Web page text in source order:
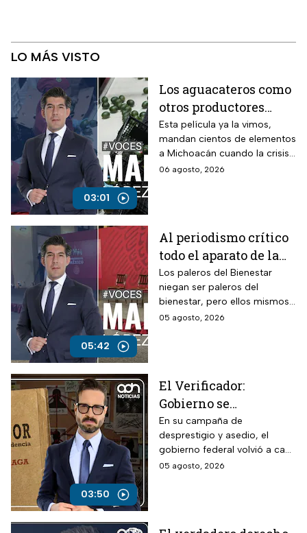
LO MÁS VISTO
03:01
Los aguacateros como
otros productores
están asfixiados por la
violencia e
inseguridad
Esta película ya la vimos,
mandan cientos de elementos
a Michoacán cuando la crisis
estalló por la violencia.
06 agosto, 2026
05:42
Al periodismo crítico
todo el aparato de la
ley, mientras a los
“paleros del
bienestar”, dinero a
manos llenas
Los paleros del Bienestar
niegan ser paleros del
bienestar, pero ellos mismos
se ponen en evidencia
05 agosto, 2026
03:50
El Verificador:
Gobierno se
contradice sobre TV
Azteca; revive
presuntos adeudos
fiscales
En su campaña de
desprestigio y asedio, el
gobierno federal volvió a caer
en contradicciones al señalar
05 agosto, 2026